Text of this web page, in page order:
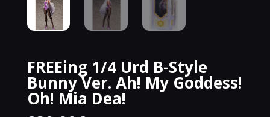
FREEing 1/4 Urd B-Style
Bunny Ver. Ah! My Goddess!
Oh! Mia Dea!